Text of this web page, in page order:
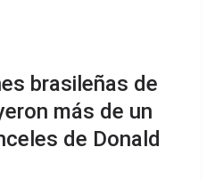
brasileñas de
más de un
de Donald